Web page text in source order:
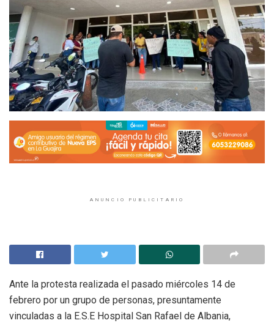
ANUNCIO PUBLICITARIO
Ante la protesta realizada el pasado miércoles 14 de
febrero por un grupo de personas, presuntamente
vinculadas a la E.S.E Hospital San Rafael de Albania,